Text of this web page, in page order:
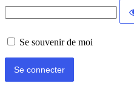
Se souvenir de moi